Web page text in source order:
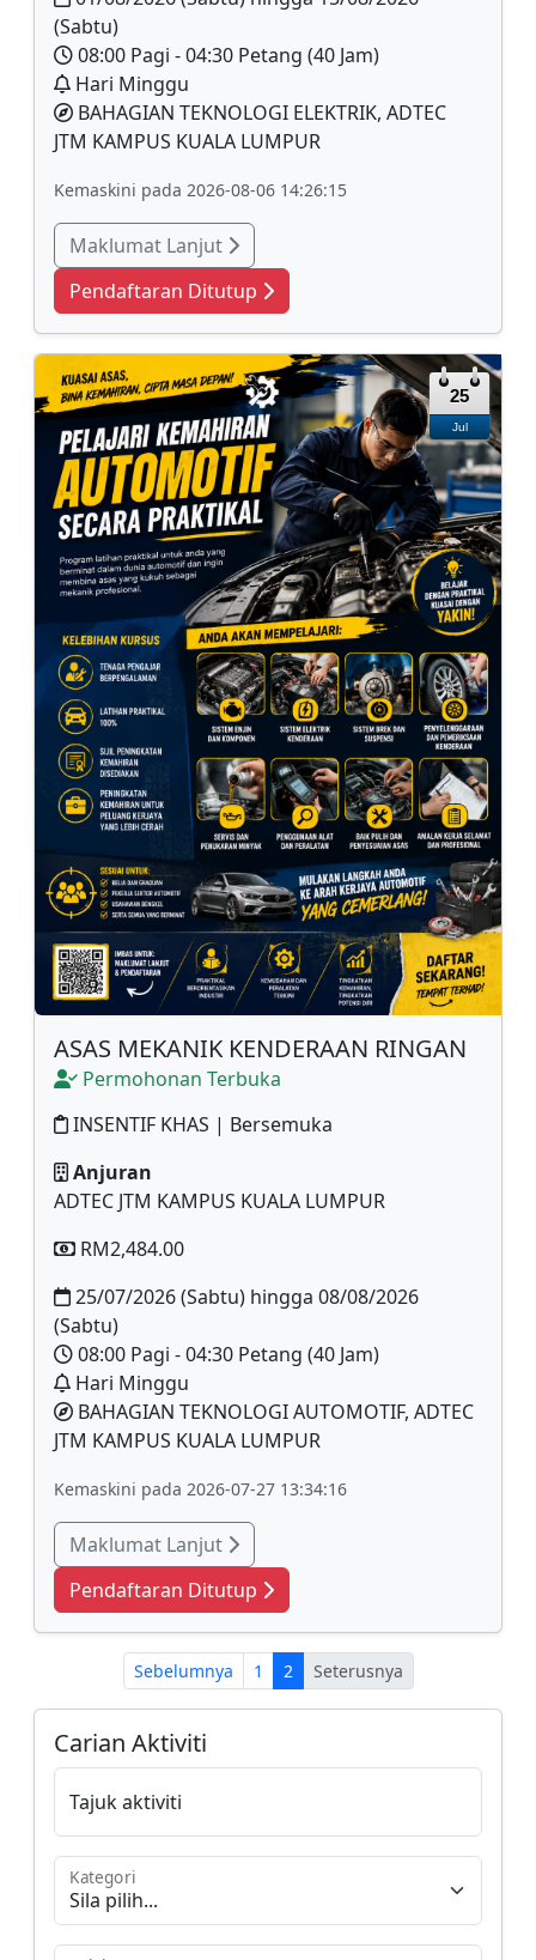
(Sabtu)
08:00 Pagi - 04:30 Petang (40 Jam)
Hari Minggu
BAHAGIAN TEKNOLOGI ELEKTRIK, ADTEC
JTM KAMPUS KUALA LUMPUR
Kemaskini pada 2026-08-06 14:26:15
Maklumat Lanjut
Pendaftaran Ditutup
25
Jul
ASAS MEKANIK KENDERAAN RINGAN
Permohonan Terbuka
INSENTIF KHAS | Bersemuka
Anjuran
ADTEC JTM KAMPUS KUALA LUMPUR
RM2,484.00
25/07/2026 (Sabtu) hingga 08/08/2026
(Sabtu)
08:00 Pagi - 04:30 Petang (40 Jam)
Hari Minggu
BAHAGIAN TEKNOLOGI AUTOMOTIF, ADTEC
JTM KAMPUS KUALA LUMPUR
Kemaskini pada 2026-07-27 13:34:16
Maklumat Lanjut
Pendaftaran Ditutup
Sebelumnya 1 2 Seterusnya
Carian Aktiviti
Tajuk aktiviti
Kategori